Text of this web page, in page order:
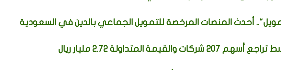
أحدث المنصات المرخصة للتمويل الجماعي بالدين في السعودية